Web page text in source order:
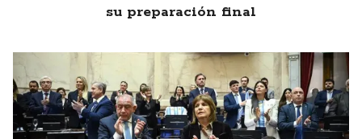
su preparación final